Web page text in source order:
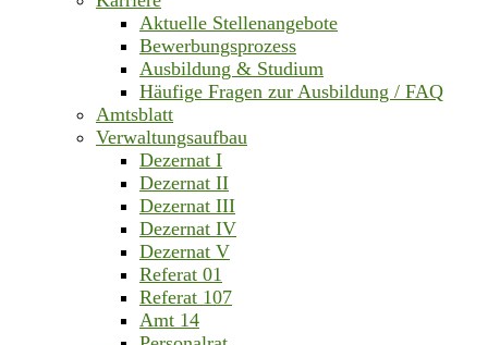
Aktuelle Stellenangebote
Bewerbungsprozess
Ausbildung & Studium
Häufige Fragen zur Ausbildung / FAQ
Amtsblatt
Verwaltungsaufbau
Dezernat I
Dezernat II
Dezernat III
Dezernat IV
Dezernat V
Referat 01
Referat 107
Amt 14